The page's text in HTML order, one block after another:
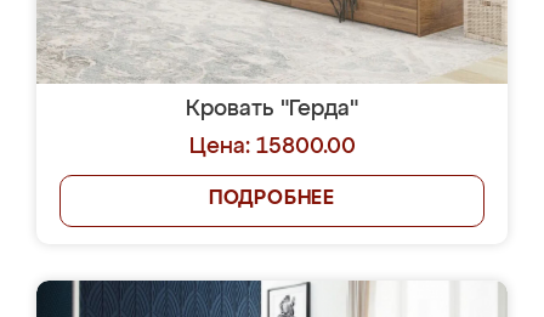
Кровать "Герда"
Цена: 15800.00
ПОДРОБНЕЕ